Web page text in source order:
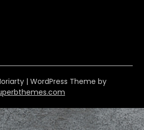
| WordPress Theme by